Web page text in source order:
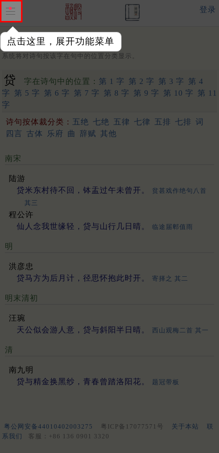
点击这里，展开功能菜单
登录
字：
系统将对诗句按该字在句中的位置分类显示。
贷 字在诗句中的位置： 第 1 字 第 2 字 第 3 字
第 4
字
第 5 字 第 6 字 第 7 字 第 8 字 第 9 字 第 10 字
第 11
字
诗句按体裁分类： 五绝 七绝 五律 七律 五排 七排 词
四言 古体 乐府 曲 辞赋 其他
南宋
陆游
贷米东村待不回，钵盂过午未曾开。
贫甚戏作绝句八首
其三
程公许
仙人念我世缘轻，贷与山行几日晴。
临途届郫值雨
明
洪彦忠
贷马方为后月计，径思怀抱此时开。
寄择之 其二
明末清初
汪琬
天公似会游人意，贷与斜阳半日晴。
西山观梅二首 其一
清
南九明
贷与精金换黑纱，青春曾踏洛阳花。
题冠带板
粤公网安备44010402003275 粤ICP备17077571号 关于本站
联
系我们
客服：+86 136 0901 3320